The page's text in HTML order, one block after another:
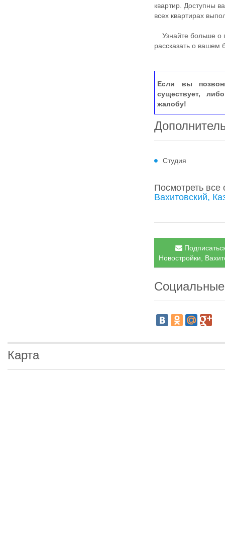
квартир. Доступны
всех квартирах
Узнайте больше о
рассказать о
Если вы
существует,
жалобу!
Студия
Посмотреть
Вахитовский,
Новостройки,
Карта